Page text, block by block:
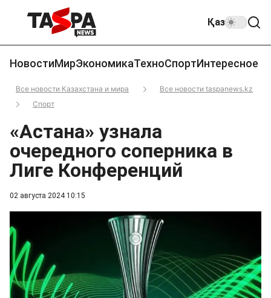
Қаз
НовостиМирЭкономикаТехноСпортИнтересное
Все новости Казахстана и мира
Все новости taspanews.kz
Спорт
02 августа 2024 10:15
«Астана» узнала
очередного соперника в
Лиге Конференций